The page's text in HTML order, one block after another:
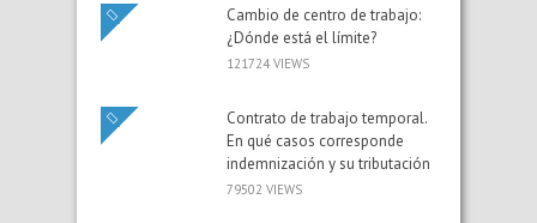
Cambio de centro de trabajo:
¿Dónde está el límite?
121724 VIEWS
Contrato de trabajo temporal.
En qué casos corresponde
indemnización y su tributación
79502 VIEWS